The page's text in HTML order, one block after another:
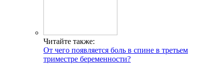
Читайте также:
От чего появляется боль в спине в третьем
триместре беременности?